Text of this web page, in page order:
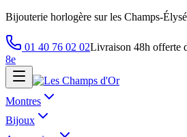
Bijouterie horlogère sur les Champs-
01 40 76 02 02Livraison 48h offerte
8e
Montres
Bijoux